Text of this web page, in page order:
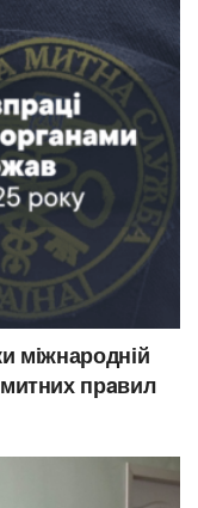
міжнародній
прaвил